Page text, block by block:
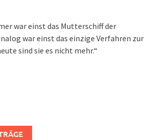
war einst das Mutterschiff der
war einst das einzige Verfahren zur
sind sie es nicht mehr.“